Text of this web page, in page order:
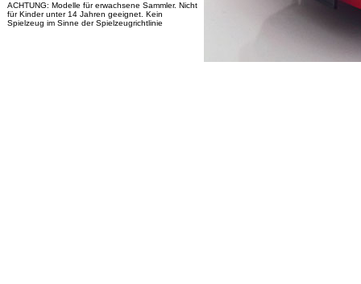
ACHTUNG: Modelle für erwachsene Sammler. Nicht
für Kinder unter 14 Jahren geeignet. Kein
Spielzeug im Sinne der Spielzeugrichtlinie